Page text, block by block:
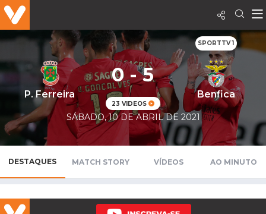
SPORTTV 1
P. Ferreira
0 - 5
23 VIDEOS
Benfica
SÁBADO, 10 DE ABRIL DE 2021
DESTAQUES MATCH STORY VÍDEOS AO MINUTO